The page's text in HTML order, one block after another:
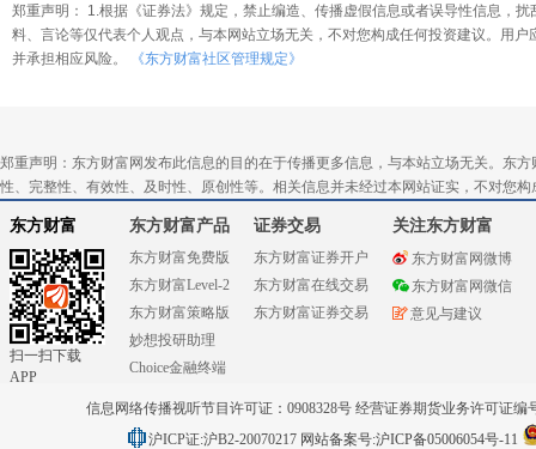
郑重声明： 1.根据《证券法》规定，禁止编造、传播虚假信息或者误导性信息，
料、言论等仅代表个人观点，与本网站立场无关，不对您构成任何投资建议。用
并承担相应风险。
《东方财富社区管理规定》
郑重声明：东方财富网发布此信息的目的在于传播更多信息，与本站立场无关。东
性、完整性、有效性、及时性、原创性等。相关信息并未经过本网站证实，不对您
东方财富
扫一扫下载
APP
东方财富产品
东方财富免费版
东方财富Level-2
东方财富策略版
妙想投研助理
Choice金融终端
证券交易
东方财富证券开户
东方财富在线交易
东方财富证券交易
关注东方财富
东方财富网微博
东方财富网微信
意见与建议
信息网络传播视听节目许可证：0908328号 经营证券期货业务许可证编
沪ICP证:沪B2-20070217 网站备案号:沪ICP备05006054号-11